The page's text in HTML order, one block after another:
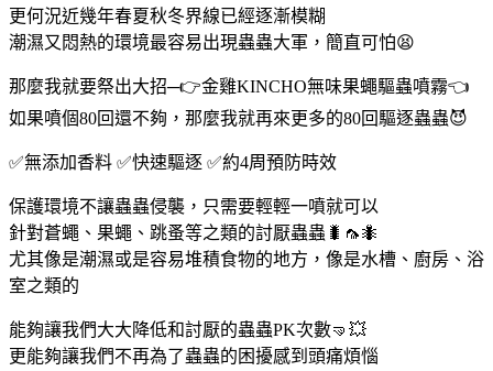
更何況近幾年春夏秋冬界線已經逐漸模糊
潮濕又悶熱的環境最容易出現蟲蟲大軍，簡直可怕😫
那麼我就要祭出大招─👉金雞KINCHO無味果蠅驅蟲噴霧👈
如果噴個80回還不夠，那麼我就再來更多的80回驅逐蟲蟲😈
✅無添加香料 ✅快速驅逐 ✅約4周預防時效
保護環境不讓蟲蟲侵襲，只需要輕輕一噴就可以
針對蒼蠅、果蠅、跳蚤等之類的討厭蟲蟲🐛🦟🐜
尤其像是潮濕或是容易堆積食物的地方，像是水槽、廚房、浴
室之類的
能夠讓我們大大降低和討厭的蟲蟲PK次數🤜💥
更能夠讓我們不再為了蟲蟲的困擾感到頭痛煩惱